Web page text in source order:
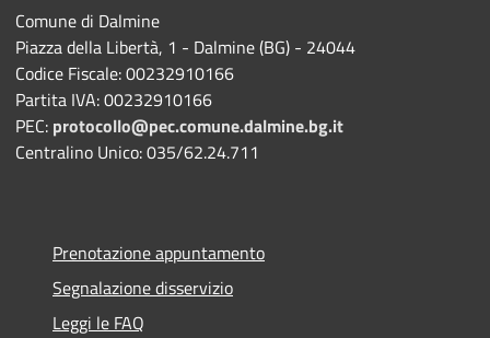
Comune di Dalmine
Piazza della Libertà, 1 - Dalmine (BG) - 24044
Codice Fiscale: 00232910166
Partita IVA: 00232910166
PEC: protocollo@pec.comune.dalmine.bg.it
Centralino Unico: 035/62.24.711
Prenotazione appuntamento
Segnalazione disservizio
Leggi le FAQ